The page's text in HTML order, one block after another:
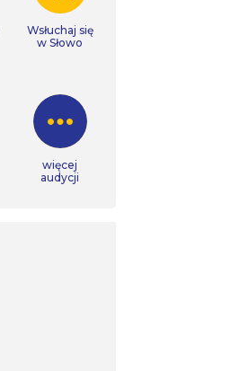
Wsłuchaj się
w Słowo
więcej
audycji